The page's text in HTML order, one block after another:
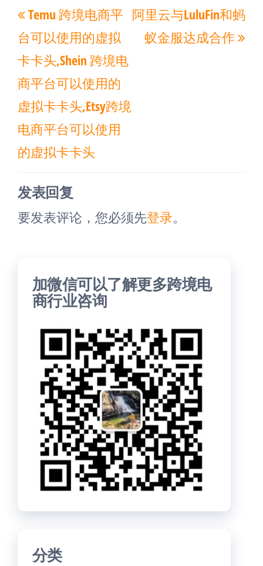
章
导
航
一
篇
文
章
Temu 跨境电商平
台可以使用的虚拟
卡卡头,Shein 跨境电
商平台可以使用的
虚拟卡卡头,Etsy跨境
电商平台可以使用
的虚拟卡卡头
阿里云与LuluFin和蚂
蚁金服达成合作
发表回复
要发表评论，您必须先登录。
加微信可以了解更多跨境电
商行业咨询
分类